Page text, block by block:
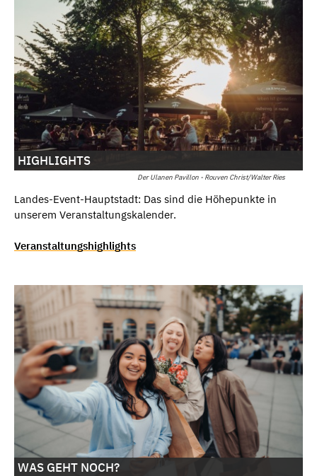
Der Ulanen Pavillon - Rouven Christ/Walter Ries
HIGHLIGHTS
Landes-Event-Hauptstadt: Das sind die Höhepunkte in
unserem Veranstaltungskalender.
Veranstaltungshighlights
WAS GEHT NOCH?